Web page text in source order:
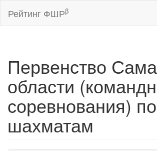
Рейтинг ФШРβ
Первенство
области
соревнования) по
шахматам